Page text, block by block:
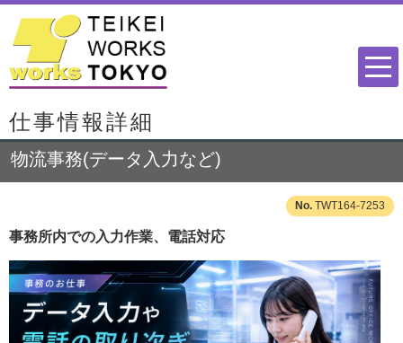
仕事情報詳細
物流事務(データ入力など)
TWT164-7253
事務所内での入力作業、電話対応